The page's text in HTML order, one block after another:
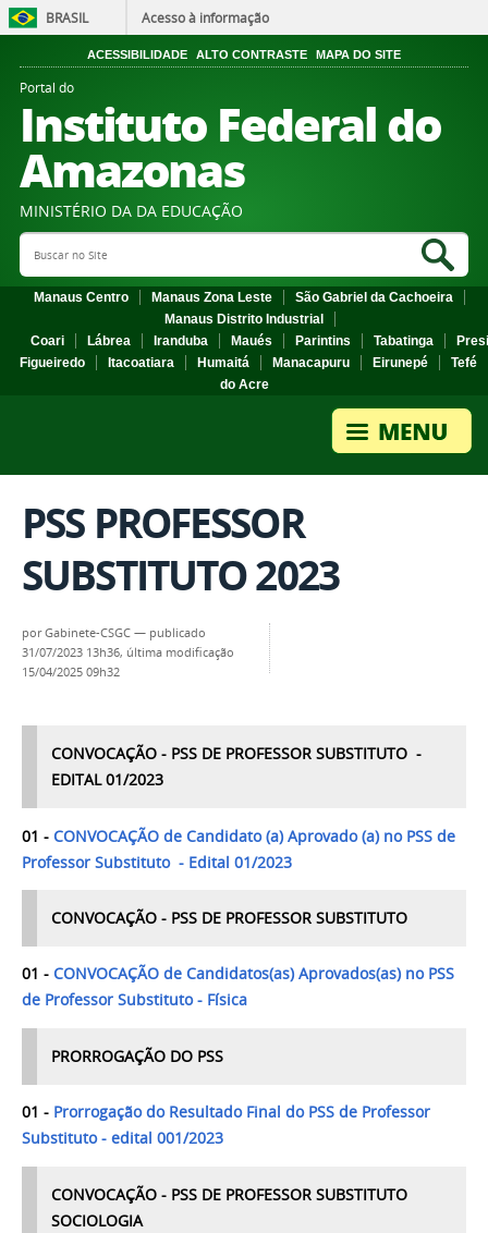
BRASIL Acesso à informação
ACESSIBILIDADE ALTO CONTRASTE MAPA DO SITE
Portal do
Instituto Federal do
Amazonas
MINISTÉRIO DA DA EDUCAÇÃO
Search Site
Manaus Centro Manaus Zona Leste
São Gabriel da Cachoeira
Manaus Distrito Industrial
Coari
Lábrea Iranduba Maués Parintins Tabatinga
Figueiredo
Itacoatiara Humaitá Manacapuru Eirunepé
Tefé
do Acre
PSS PROFESSOR
SUBSTITUTO 2023
porGabinete-CSGC — publicado
31/07/2023 13h36, última modificação
15/04/2025 09h32
CONVOCAÇÃO - PSS DE PROFESSOR SUBSTITUTO -
EDITAL 01/2023
01 - CONVOCAÇÃO de Candidato (a) Aprovado (a) no PSS de
Professor Substituto - Edital 01/2023
CONVOCAÇÃO - PSS DE PROFESSOR SUBSTITUTO
01 - CONVOCAÇÃO de Candidatos(as) Aprovados(as) no PSS
de Professor Substituto - Física
PRORROGAÇÃO DO PSS
01 - Prorrogação do Resultado Final do PSS de Professor
Substituto - edital 001/2023
CONVOCAÇÃO - PSS DE PROFESSOR SUBSTITUTO
SOCIOLOGIA